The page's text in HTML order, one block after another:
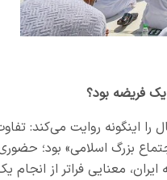
یک فریضه بود؟
را اینگونه روایت می‌کند:
بزرگ اسلامی» بود؛
معنایی فراتر از